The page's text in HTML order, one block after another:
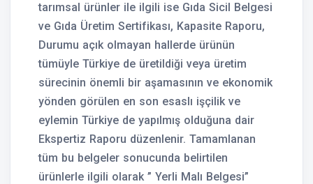
tarımsal ürünler ile ilgili ise Gıda Sicil Belgesi
ve Gıda Üretim Sertifikası, Kapasite Raporu,
Durumu açık olmayan hallerde ürünün
tümüyle Türkiye de üretildiği veya üretim
sürecinin önemli bir aşamasının ve ekonomik
yönden görülen en son esaslı işçilik ve
eylemin Türkiye de yapılmış olduğuna dair
Ekspertiz Raporu düzenlenir. Tamamlanan
tüm bu belgeler sonucunda belirtilen
ürünlerle ilgili olarak ” Yerli Malı Belgesi”